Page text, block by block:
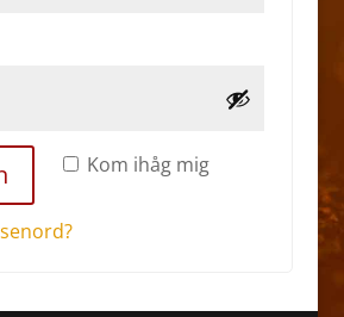
Kom ihåg mig